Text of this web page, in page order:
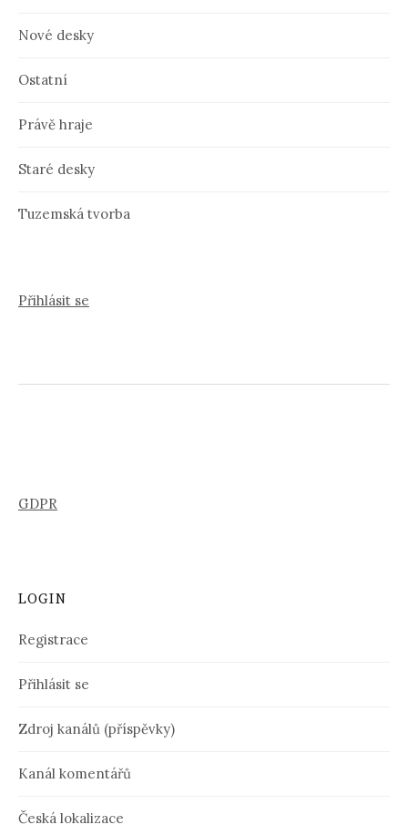
Nové desky
Ostatní
Právě hraje
Staré desky
Tuzemská tvorba
Přihlásit se
GDPR
LOGIN
Registrace
Přihlásit se
Zdroj kanálů (příspěvky)
Kanál komentářů
Česká lokalizace